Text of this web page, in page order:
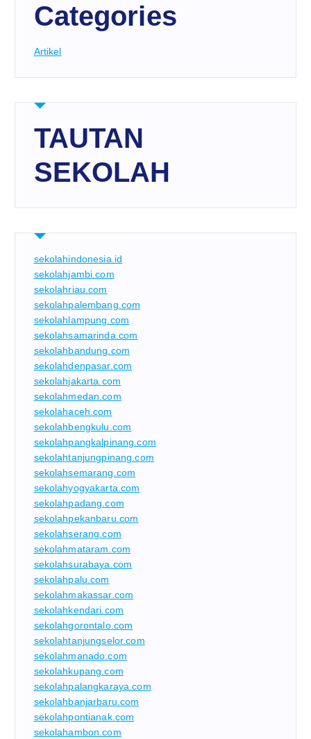
Categories
Artikel
TAUTAN
SEKOLAH
sekolahindonesia.id
sekolahjambi.com
sekolahriau.com
sekolahpalembang.com
sekolahlampung.com
sekolahsamarinda.com
sekolahbandung.com
sekolahdenpasar.com
sekolahjakarta.com
sekolahmedan.com
sekolahaceh.com
sekolahbengkulu.com
sekolahpangkalpinang.com
sekolahtanjungpinang.com
sekolahsemarang.com
sekolahyogyakarta.com
sekolahpadang.com
sekolahpekanbaru.com
sekolahserang.com
sekolahmataram.com
sekolahsurabaya.com
sekolahpalu.com
sekolahmakassar.com
sekolahkendari.com
sekolahgorontalo.com
sekolahtanjungselor.com
sekolahmanado.com
sekolahkupang.com
sekolahpalangkaraya.com
sekolahbanjarbaru.com
sekolahpontianak.com
sekolahambon.com